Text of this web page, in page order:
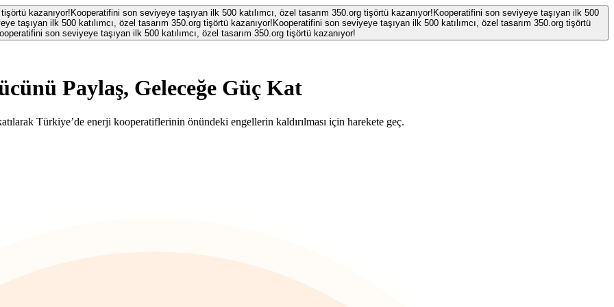
kazanıyor! Kooperatifini son seviyeye taşıyan ilk 500 katılımcı, özel tasarım 350.org tişörtü kazanıyor! Kooperatifini son seviyeye taşıyan ilk 500
taşıyan ilk 500 katılımcı, özel tasarım 350.org tişörtü kazanıyor! Kooperatifini son seviyeye taşıyan ilk 500 katılımcı, özel tasarım 350.org tişörtü
son seviyeye taşıyan ilk 500 katılımcı, özel tasarım 350.org tişörtü kazanıyor!
Paylaş, Geleceğe Güç Kat
Türkiye’de enerji kooperatiflerinin önündeki engellerin kaldırılması için harekete geç.